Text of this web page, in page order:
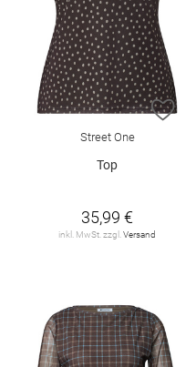
Street One
Top
35,99 €
inkl. MwSt. zzgl. Versand